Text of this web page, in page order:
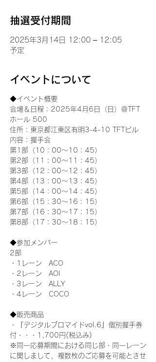
抽選受付期間
2025年3月14日 12:00 – 12:05
予定
イベントについて
◆イベント概要
会場＆日程：2025年4月6日（日）＠TFT
ホール 500
住所：東京都江東区有明3-4-10 TFTビル
内容：握手会
第1部（10：00～10：45）
第2部（11：00～11：45）
第3部（12：00～12：45）
第4部（13：00～13：45）
第5部（14：00～14：45）
第6部（15：30～16：15）
第7部（16：30～17：15）
第8部（17：30～18：15）
◆参加メンバー
2部
・1レーン　ACO
・2レーン　AOI
・3レーン　ALLY
・4レーン　COCO
◆販売商品
・『デジタルブロマイドvol.6』個別握手券
付・・・1,700円(税込み)
※同一応募期間における同じ部・同一レーン
に関しまして、複数枚のご応募を可能とさせ